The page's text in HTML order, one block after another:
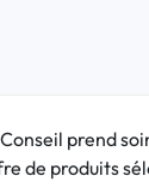
prend
de produits